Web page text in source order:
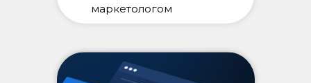
маркетологом